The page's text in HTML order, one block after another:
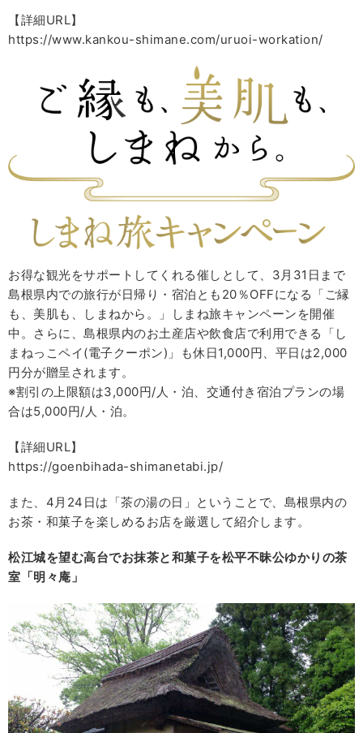
【詳細URL】
https://www.kankou-shimane.com/uruoi-workation/
お得な観光をサポートしてくれる催しとして、3月31日まで
島根県内での旅行が日帰り・宿泊とも20％OFFになる「ご縁
も、美肌も、しまねから。」しまね旅キャンペーンを開催
中。さらに、島根県内のお土産店や飲食店で利用できる「し
まねっこペイ(電子クーポン)」も休日1,000円、平日は2,000
円分が贈呈されます。
※割引の上限額は3,000円/人・泊、交通付き宿泊プランの場
合は5,000円/人・泊。
【詳細URL】
https://goenbihada-shimanetabi.jp/
また、4月24日は「茶の湯の日」ということで、島根県内の
お茶・和菓子を楽しめるお店を厳選して紹介します。
松江城を望む高台でお抹茶と和菓子を松平不昧公ゆかりの茶
室「明々庵」